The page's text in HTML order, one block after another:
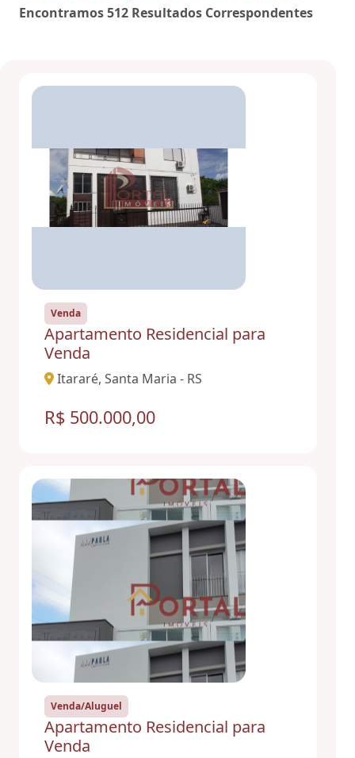
Encontramos 512 Resultados Correspondentes
Venda
Apartamento Residencial para
Venda
Itararé, Santa Maria - RS
R$ 500.000,00
Venda/Aluguel
Apartamento Residencial para
Venda